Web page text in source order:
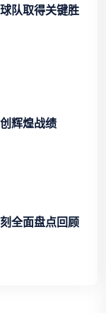
队取得关键胜
辉煌战绩
全面盘点回顾